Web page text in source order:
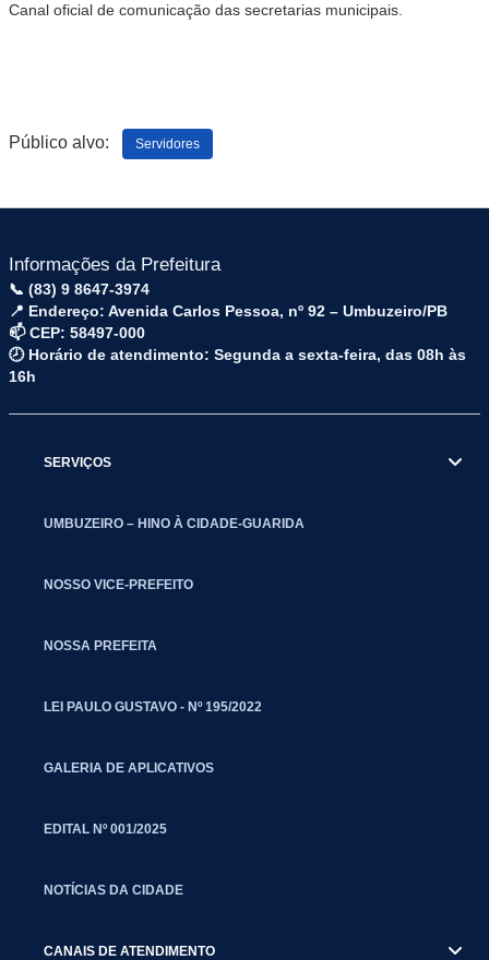
Canal oficial de comunicação das secretarias municipais.
Público alvo: Servidores
Informações da Prefeitura
📞 (83) 9 8647-3974
📍 Endereço: Avenida Carlos Pessoa, nº 92 – Umbuzeiro/PB
📫 CEP: 58497-000
🕗 Horário de atendimento: Segunda a sexta-feira, das 08h às
16h
SERVIÇOS
UMBUZEIRO – HINO À CIDADE-GUARIDA
NOSSO VICE-PREFEITO
NOSSA PREFEITA
LEI PAULO GUSTAVO - Nº 195/2022
GALERIA DE APLICATIVOS
EDITAL Nº 001/2025
NOTÍCIAS DA CIDADE
CANAIS DE ATENDIMENTO